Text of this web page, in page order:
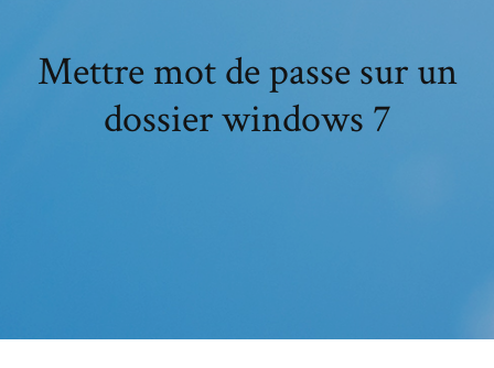
Mettre mot de passe sur un
dossier windows 7